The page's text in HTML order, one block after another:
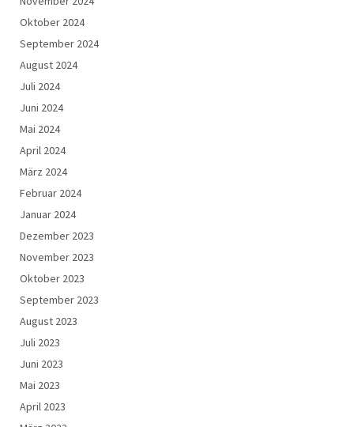
Oktober 2024
September 2024
August 2024
Juli 2024
Juni 2024
Mai 2024
April 2024
März 2024
Februar 2024
Januar 2024
Dezember 2023
November 2023
Oktober 2023
September 2023
August 2023
Juli 2023
Juni 2023
Mai 2023
April 2023